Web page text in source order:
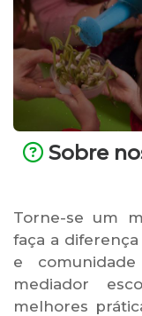
Sobre
Torne-se um
faça a
e
mediador
melhores